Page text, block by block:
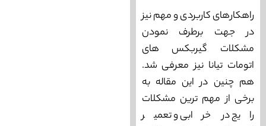
راهکارهای کاربردی و مهم نیز
در جهت برطرف نمودن
مشکلات گیربکس های
اتومات تیانا نیز معرفی شد.
هم چنین در این مقاله به
برخی از مهم ترین مشکلات
رایج در خرابی و تعمیر